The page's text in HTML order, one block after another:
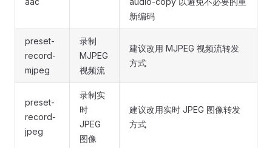
新编码
preset-
record-
mjpeg
录制
MJPEG
视频流
建议改用 MJPEG 视频流转发
方式
preset-
record-
jpeg
录制实
时
JPEG
图像
建议改用实时 JPEG 图像转发
方式